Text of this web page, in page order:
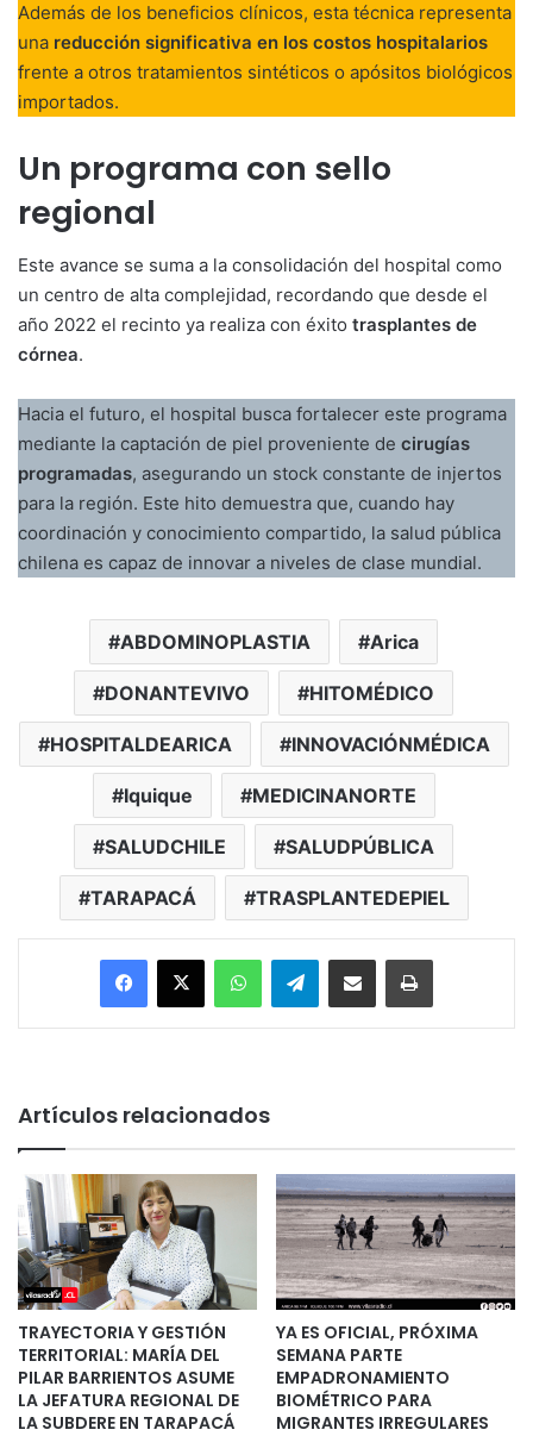
Además de los beneficios clínicos, esta técnica representa
una reducción significativa en los costos hospitalarios
frente a otros tratamientos sintéticos o apósitos biológicos
importados.
Un programa con sello
regional
Este avance se suma a la consolidación del hospital como
un centro de alta complejidad, recordando que desde el
año 2022 el recinto ya realiza con éxito trasplantes de
córnea.
Hacia el futuro, el hospital busca fortalecer este programa
mediante la captación de piel proveniente de cirugías
programadas, asegurando un stock constante de injertos
para la región. Este hito demuestra que, cuando hay
coordinación y conocimiento compartido, la salud pública
chilena es capaz de innovar a niveles de clase mundial.
ABDOMINOPLASTIA Arica
DONANTEVIVO HITOMÉDICO
HOSPITALDEARICA INNOVACIÓNMÉDICA
Iquique MEDICINANORTE
SALUDCHILE SALUDPÚBLICA
TARAPACÁ TRASPLANTEDEPIEL
Facebook
X WhatsAppTelegramEnviar vía email Imprimir
Artículos relacionados
TRAYECTORIA Y GESTIÓN
TERRITORIAL: MARÍA DEL
PILAR BARRIENTOS ASUME
LA JEFATURA REGIONAL DE
LA SUBDERE EN TARAPACÁ
YA ES OFICIAL, PRÓXIMA
SEMANA PARTE
EMPADRONAMIENTO
BIOMÉTRICO PARA
MIGRANTES IRREGULARES